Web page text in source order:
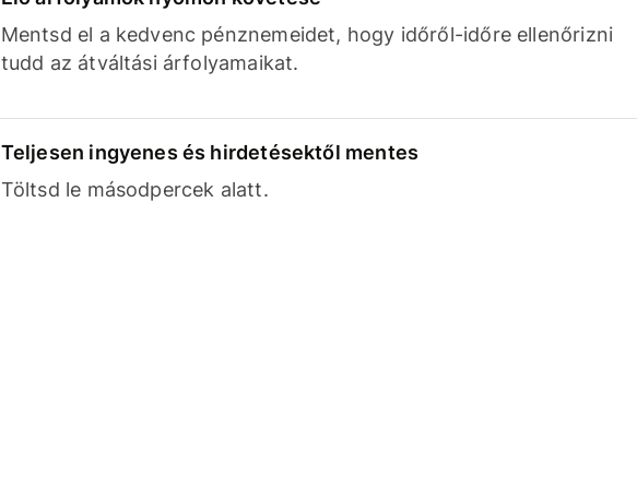
Mentsd el a kedvenc pénznemeidet, hogy időről-időre ellenőrizni
tudd az átváltási árfolyamaikat.
Teljesen ingyenes és hirdetésektől mentes
Töltsd le másodpercek alatt.